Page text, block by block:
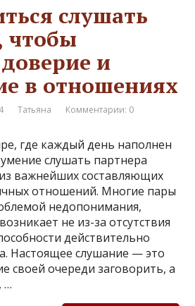
слушать
чтобы
и
в отношениях
Татьяна Комментарии: 0
где каждый день наполнен
слушать партнера
важнейших составляющих
отношений. Многие пары
недопонимания,
не из-за отсутствия
действительно
Настоящее слушание — это
своей очереди заговорить, а
…